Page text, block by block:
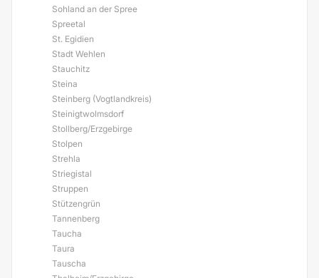
Sohland an der Spree
Spreetal
St. Egidien
Stadt Wehlen
Stauchitz
Steina
Steinberg (Vogtlandkreis)
Steinigtwolmsdorf
Stollberg/Erzgebirge
Stolpen
Strehla
Striegistal
Struppen
Stützengrün
Tannenberg
Taucha
Taura
Tauscha